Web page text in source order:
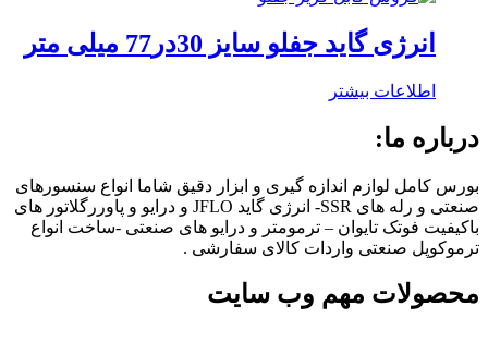
انرژی گاید جفلو سایز 30در77 میلی متر
اطلاعات بیشتر
درباره ما:
بورس کامل لوازم اندازه گیری و ابزار دقیق شاما انواع سنسورهای
صنعتی و رله های SSR- انرژی گاید JFLO و درایو و پاوررگلاتور های
باکیفیت فوتک تایوان – ترمومتر و درایو های صنعتی -ساخت انواع
ترموکوپل صنعتی واردات کالای سفارشی .
محصولات مهم وب سایت